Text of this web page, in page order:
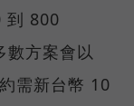
到 800
數方案會以
需新台幣 10